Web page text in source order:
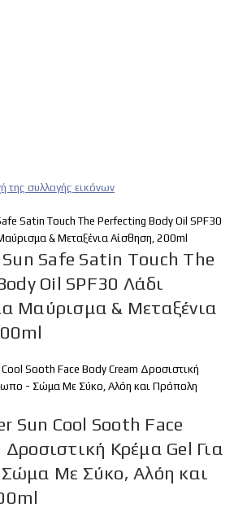
της συλλογής εικόνων
Safe Satin Touch The
Oil SPF30 Λάδι
Μαύρισμα & Μεταξένια
Sun Cool Sooth Face
Δροσιστική Κρέμα Gel Για
Με Σύκο, Αλόη και